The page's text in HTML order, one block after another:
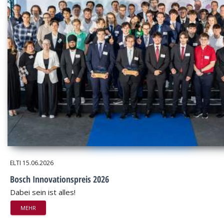
ELTI 15.06.2026
Bosch Innovationspreis 2026
Dabei sein ist alles!
MEHR